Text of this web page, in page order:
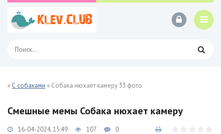
» С собаками » Собака нюхает камеру 33 фото
Смешные мемы Собака нюхает камеру
16-04-2024, 15:49 107 0